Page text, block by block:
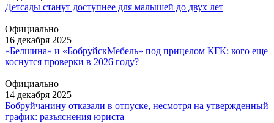
Детсады станут доступнее для малышей до двух лет
Официально
16 декабря 2025
«Белшина» и «БобруйскМебель» под прицелом КГК: кого еще
коснутся проверки в 2026 году?
Официально
14 декабря 2025
Бобруйчанину отказали в отпуске, несмотря на утвержденный
график: разъяснения юриста